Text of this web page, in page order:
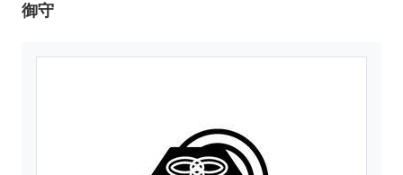
御守